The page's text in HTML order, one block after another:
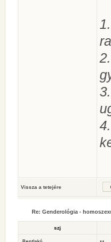
Vissza a tetejére
Re: Genderológia -
szj